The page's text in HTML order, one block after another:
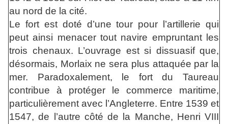
au nord de la cité.
Le fort est doté d’une tour pour l’artillerie qui
peut ainsi menacer tout navire empruntant les
trois chenaux. L’ouvrage est si dissuasif que,
désormais, Morlaix ne sera plus attaquée par la
mer. Paradoxalement, le fort du Taureau
contribue à protéger le commerce maritime,
particulièrement avec l’Angleterre. Entre 1539 et
1547, de l’autre côté de la Manche, Henri VIII